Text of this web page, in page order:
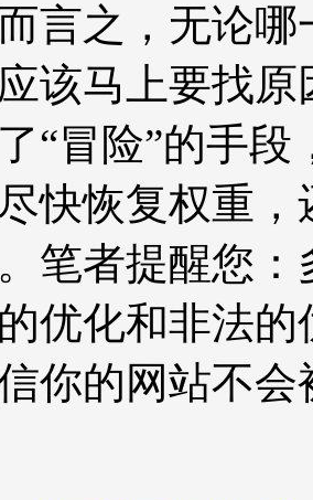
之，无论哪
该马上要找
“冒险”的手
快恢复权重
笔者提醒您
优化和非法
你的网站不